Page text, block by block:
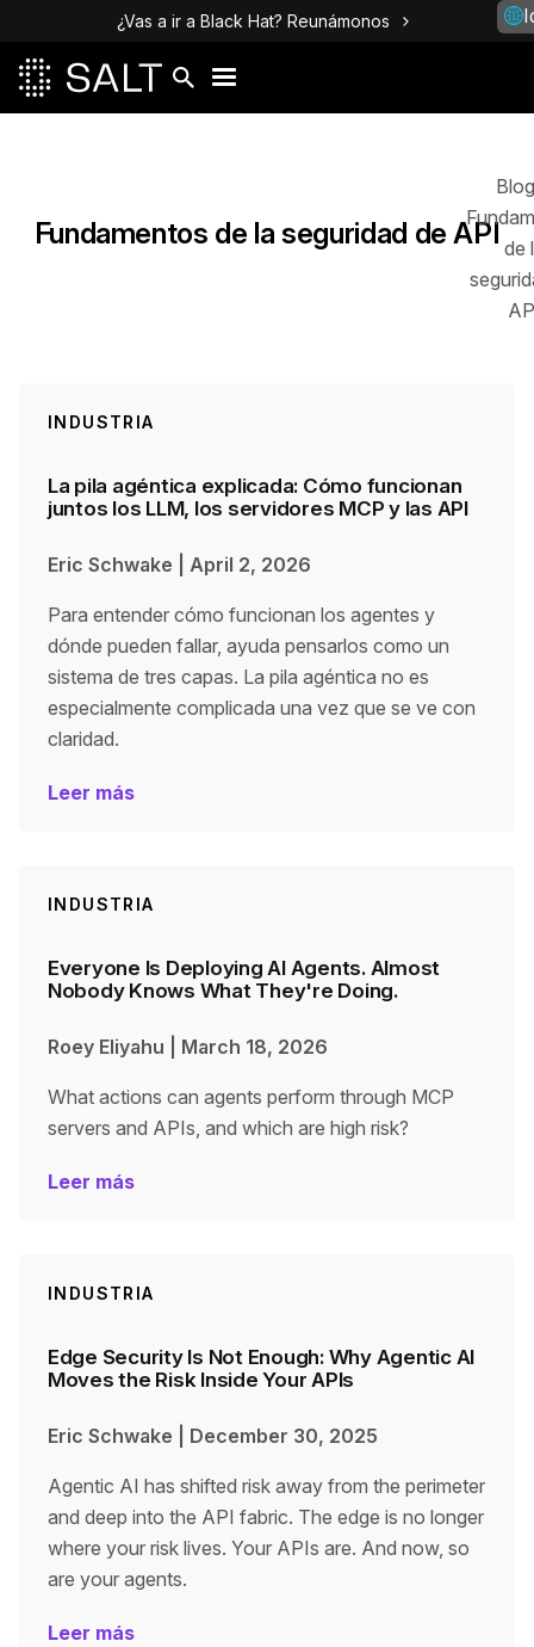
¿Vas a ir a Black Hat? Reunámonos
Fundamentos de la seguridad de API
Blog
de
INDUSTRIA
La pila agéntica explicada: Cómo funcionan
juntos los LLM, los servidores MCP y las API
Eric Schwake April 2, 2026
Para entender cómo funcionan los agentes y
dónde pueden fallar, ayuda pensarlos como un
sistema de tres capas. La pila agéntica no es
especialmente complicada una vez que se ve con
claridad.
Leer más
INDUSTRIA
Everyone Is Deploying AI Agents. Almost
Nobody Knows What They're Doing.
Roey Eliyahu March 18, 2026
What actions can agents perform through MCP
servers and APIs, and which are high risk?
Leer más
INDUSTRIA
Edge Security Is Not Enough: Why Agentic AI
Moves the Risk Inside Your APIs
Eric Schwake December 30, 2025
Agentic AI has shifted risk away from the perimeter
and deep into the API fabric. The edge is no longer
where your risk lives. Your APIs are. And now, so
are your agents.
Leer más